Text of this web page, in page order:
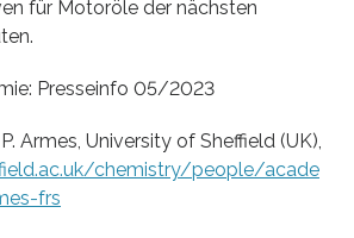
für Motoröle der nächsten
Presseinfo 05/2023
Armes, University of Sheffield (UK),
chemistry/people/acade
frs